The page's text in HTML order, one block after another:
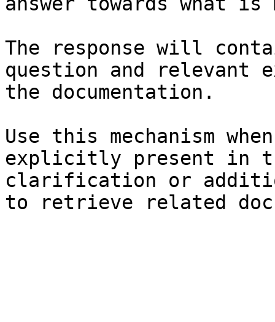
The response will
question and relevant
the documentation.
Use this mechanism
explicitly present in
clarification or